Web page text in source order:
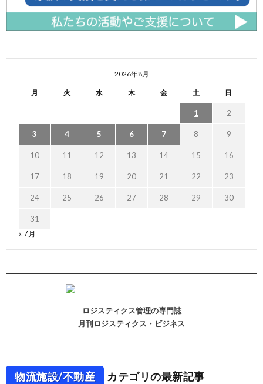
2026年8月
月 火 水 木 金 土 日
1 2
3 4 5 6 7 8 9
10 11 12 13 14 15 16
17 18 19 20 21 22 23
24 25 26 27 28 29 30
31
« 7月
ロジスティクス管理の専門誌
月刊ロジスティクス・ビジネス
物流施設/不動産 カテゴリの最新記事